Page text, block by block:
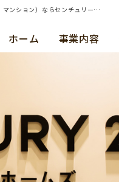
| 横浜市旭区・中古戸建・ご成約（平成３０年４月） Ｙ ・ Ｕ 様 | 横浜・川崎・東京都内の不動産（新築一戸建て・中古一戸建て・土地・マンション）ならセンチュリー21ジェイワンホームズ
ホーム 事業内容